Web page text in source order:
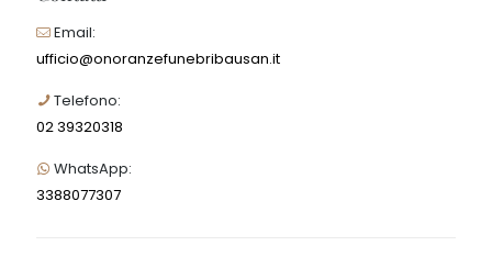
Email:
ufficio@onoranzefunebribausan.it
Telefono:
02 39320318
WhatsApp:
3388077307